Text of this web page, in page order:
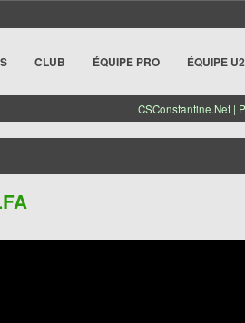
CLUB ÉQUIPE PRO ÉQUIPE
CSConstantine.Net |